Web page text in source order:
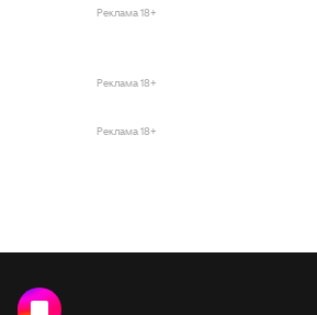
Реклама 18+
Реклама 18+
Реклама 18+